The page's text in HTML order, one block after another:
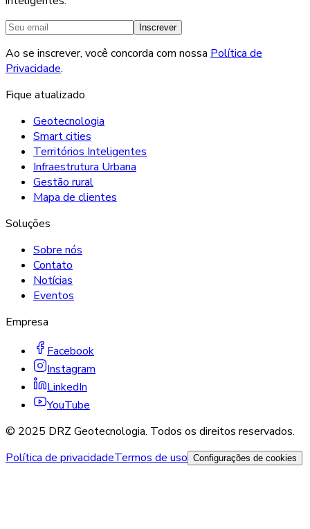
Inscrever
Ao se inscrever, você concorda com nossa Política de
Privacidade.
Fique atualizado
Geotecnologia
Smart cities
Territórios Inteligentes
Infraestrutura Urbana
Gestão rural
Mapa de clientes
Soluções
Sobre nós
Contato
Notícias
Eventos
Empresa
Facebook
Instagram
LinkedIn
YouTube
© 2025 DRZ Geotecnologia. Todos os direitos reservados.
Política de privacidadeTermos de uso Configurações de cookies